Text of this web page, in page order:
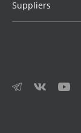
Suppliers